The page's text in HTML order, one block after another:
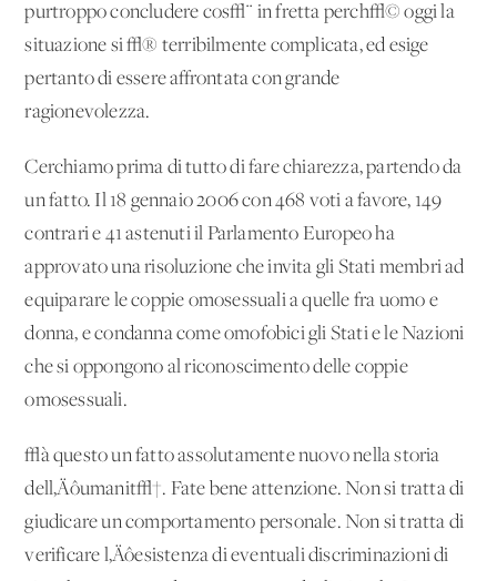
purtroppo concludere cos√¨ in fretta perch√© oggi la
situazione si √® terribilmente complicata, ed esige
pertanto di essere affrontata con grande
ragionevolezza.
Cerchiamo prima di tutto di fare chiarezza, partendo da
un fatto. Il 18 gennaio 2006 con 468 voti a favore, 149
contrari e 41 astenuti il Parlamento Europeo ha
approvato una risoluzione che invita gli Stati membri ad
equiparare le coppie omosessuali a quelle fra uomo e
donna, e condanna come omofobici gli Stati e le Nazioni
che si oppongono al riconoscimento delle coppie
omosessuali.
√à questo un fatto assolutamente nuovo nella storia
dell‚Äôumanit√†. Fate bene attenzione. Non si tratta di
giudicare un comportamento personale. Non si tratta di
verificare l‚Äôesistenza di eventuali discriminazioni di